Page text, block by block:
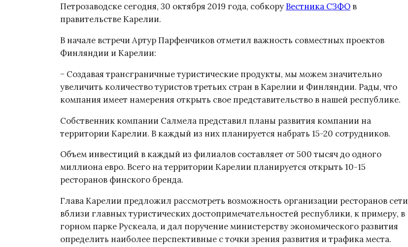
Петрозаводске сегодня, 30 октября 2019 года, собкоруВестника СЗФО в
правительстве Карелии.
В начале встречи Артур Парфенчиков отметил важность совместных проектов
Финляндии и Карелии:
− Создавая трансграничные туристические продукты, мы можем значительно
увеличить количество туристов третьих стран в Карелии и Финляндии. Рады, что
компания имеет намерения открыть свое представительство в нашей республике.
Собственник компании Салмела представил планы развития компании на
территории Карелии. В каждый из них планируется набрать 15-20 сотрудников.
Объем инвестиций в каждый из филиалов составляет от 500 тысяч до одного
миллиона евро. Всего на территории Карелии планируется открыть 10-15
ресторанов финского бренда.
Глава Карелии предложил рассмотреть возможность организации ресторанов сети
вблизи главных туристических достопримечательностей республики, к примеру, в
горном парке Рускеала, и дал поручение министерству экономического развития
определить наиболее перспективные с точки зрения развития и трафика места.